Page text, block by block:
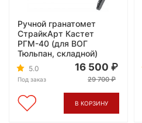
Ручной гранатомет
СтрайкАрт Кастет
РГМ-40 (для ВОГ
Тюльпан, складной)
5.0
Под заказ
16 500
29 700
В КОРЗИНУ